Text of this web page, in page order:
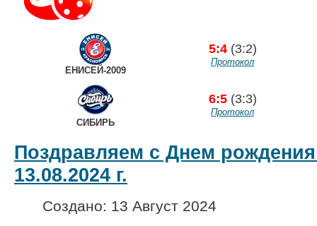
ЕНИСЕЙ-2009
5:4 (3:2)
Протокол
СИБИРЬ
6:5 (3:3)
Протокол
Поздравляем с Днем
13.08.2024 г.
Создано: 13 Август 2024